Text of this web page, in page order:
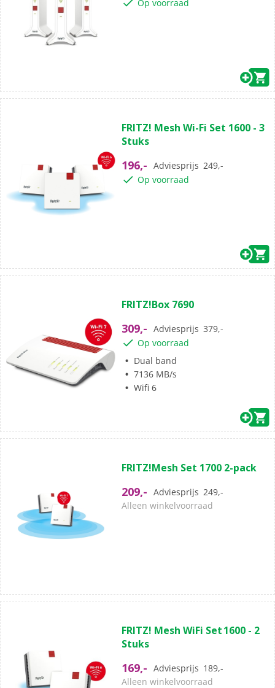
sterren.
Op voorraad
van
de
sterren.
FRITZ! Mesh Wi-Fi Set 1600 - 3
Stuks
196,- Adviesprijs 249,-
Op voorraad
van
5
sterren.
FRITZ!Box 7690
309,- Adviesprijs 379,-
Op voorraad
Dual band
7136 MB/s
Wifi 6
van
5
sterren.
FRITZ!Mesh Set 1700 2-pack
209,- Adviesprijs 249,-
Alleen winkelvoorraad
van
de
sterren.
FRITZ! Mesh WiFi Set 1600 - 2
Stuks
169,- Adviesprijs 189,-
Alleen winkelvoorraad